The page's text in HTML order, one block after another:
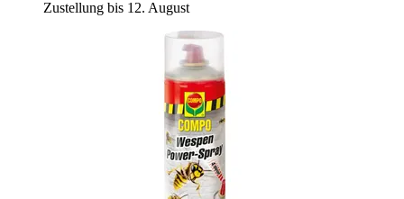
Zustellung bis 12. August